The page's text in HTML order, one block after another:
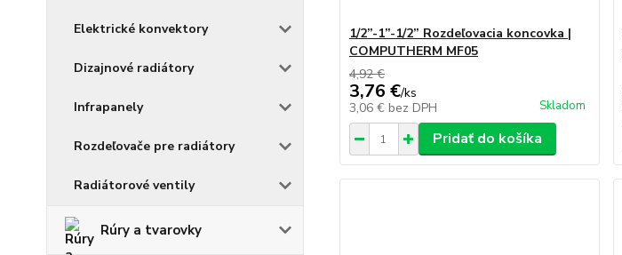
Elektrické konvektory
Dizajnové radiátory
Infrapanely
Rozdeľovače pre radiátory
Radiátorové ventily
Rúry a tvarovky
1/2”-1”-1/2” Rozdeľovacia koncovka |
COMPUTHERM MF05
4,92 €
3,76 €/ks
3,06 € bez DPH Skladom
Pridať do košíka